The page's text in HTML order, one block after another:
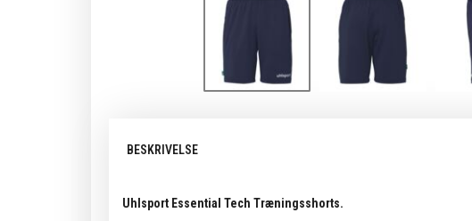
BESKRIVELSE
Uhlsport Essential Tech Træningsshorts.